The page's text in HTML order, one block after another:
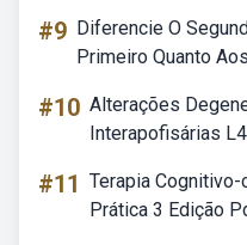
#9 Diferencie O
Primeiro Quanto
#10 Alterações
Interapofisárias
#11 Terapia
Prática 3 Edição